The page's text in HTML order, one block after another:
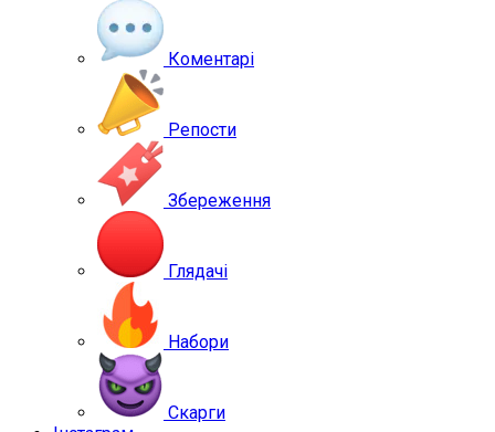
Коментарі
Репости
Збереження
Глядачі
Набори
Скарги